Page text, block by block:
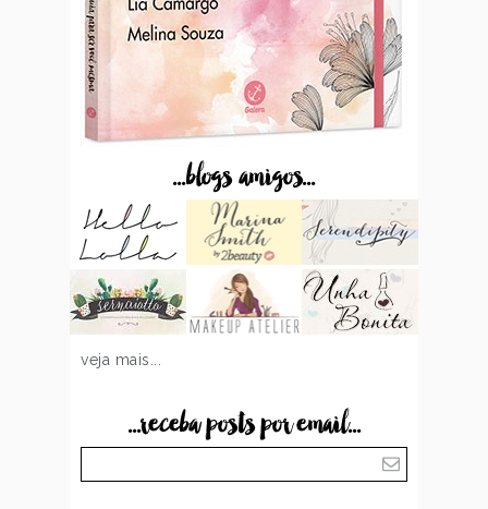
...blogs amigos...
veja mais...
...receba posts por email...